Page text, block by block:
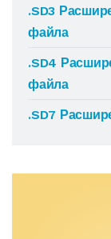
.SD3
файла
.SD4
файла
.SD7